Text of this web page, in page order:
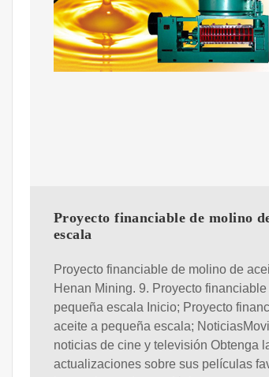
Proyecto financiable de molino
escala
Proyecto financiable de molino de
Henan Mining. 9. Proyecto
pequeña escala Inicio; Proyecto
aceite a pequeña escala;
noticias de cine y televisión Obtenga
actualizaciones sobre sus películas